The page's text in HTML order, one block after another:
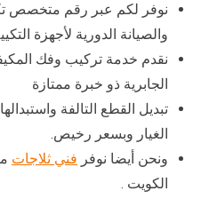
نوفر لكم عبر رقم متخصص
والصيانة الدورية لأجهزة
نقدم خدمة تركيب وفك
الجابرية ذو خبرة ممتازة
تبديل القطع التالفة
الغيار وبسعر رخيص.
ونحن أيضا نوفر فني ثلاجات
الكويت .